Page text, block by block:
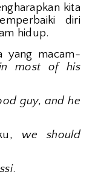
kita
diri
hidup.
yang macam-
most of his
guy, and he
we should
.